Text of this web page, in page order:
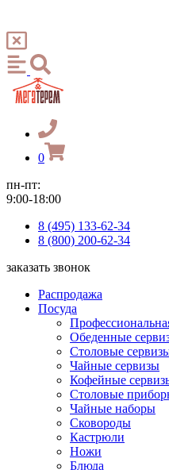
0
пн-пт:
9:00-18:00
8 (495) 133-62-34
8 (800) 200-62-34
заказать звонок
Распродажа
Посуда
Обеденные
Столовые
Чайные сервизы
Кофейные
Столовые
Чайные наборы
Сковороды
Кастрюли
Ножи
Блюда